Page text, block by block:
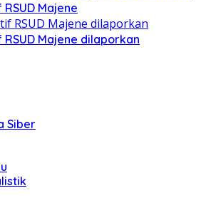
Majene
Majene dilaporkan
Siber